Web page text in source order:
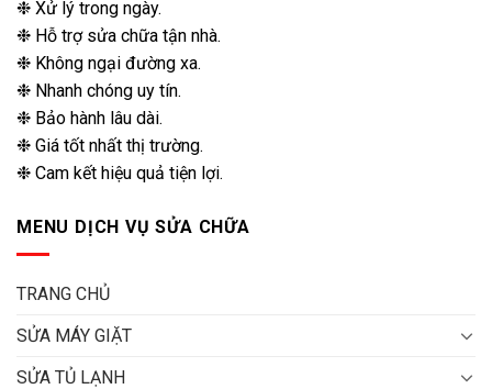
❉ Xử lý trong ngày.
❉ Hỗ trợ sửa chữa tận nhà.
❉ Không ngại đường xa.
❉ Nhanh chóng uy tín.
❉ Bảo hành lâu dài.
❉ Giá tốt nhất thị trường.
❉ Cam kết hiệu quả tiện lợi.
MENU DỊCH VỤ SỬA CHỮA
TRANG CHỦ
SỬA MÁY GIẶT
SỬA TỦ LẠNH